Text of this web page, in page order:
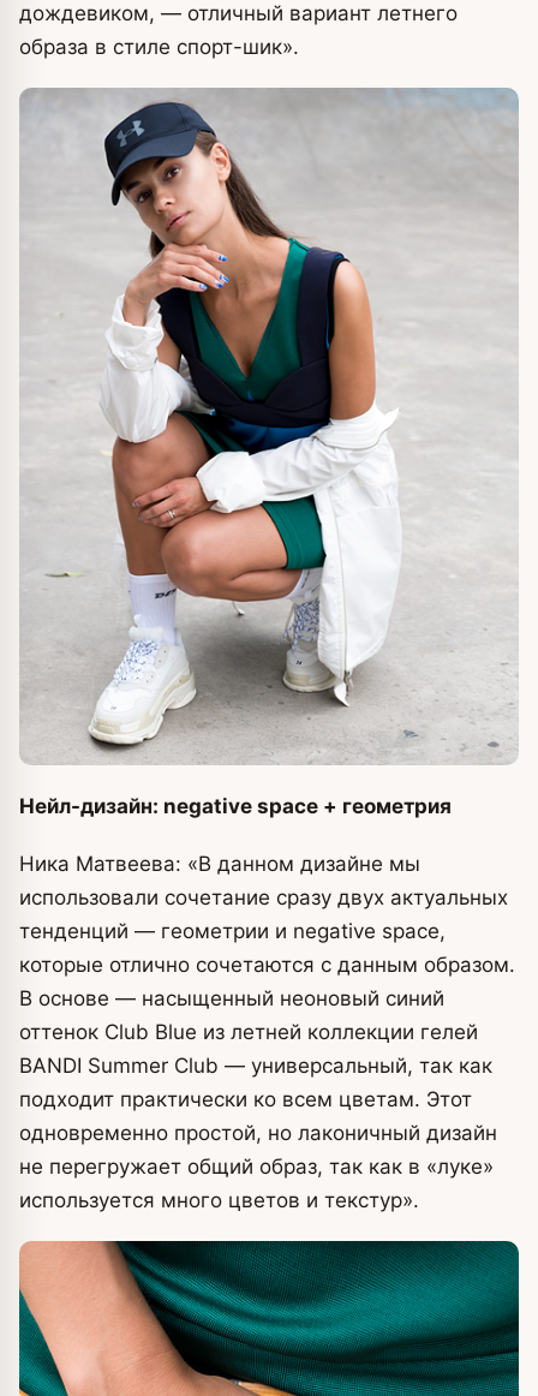
дождевиком, — отличный вариант летнего
образа в стиле спорт-шик».
Нейл-дизайн: negative space + геометрия
Ника Матвеева: «В данном дизайне мы
использовали сочетание сразу двух актуальных
тенденций — геометрии и negative space,
которые отлично сочетаются с данным образом.
В основе — насыщенный неоновый синий
оттенок Club Blue из летней коллекции гелей
BANDI Summer Club — универсальный, так как
подходит практически ко всем цветам. Этот
одновременно простой, но лаконичный дизайн
не перегружает общий образ, так как в «луке»
используется много цветов и текстур».